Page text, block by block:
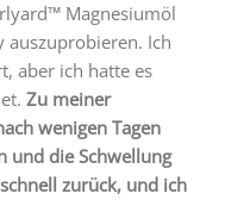
Magnesiumöl
auszuprobieren. Ich
aber ich hatte es
Zu meiner
wenigen Tagen
und die Schwellung
zurück, und ich